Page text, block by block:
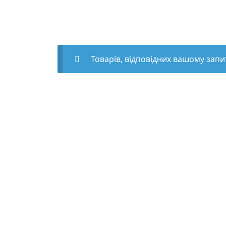
Товарів, відповідних вашому